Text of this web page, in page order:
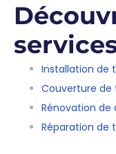
Installation de
Couverture de
Rénovation de
Réparation de